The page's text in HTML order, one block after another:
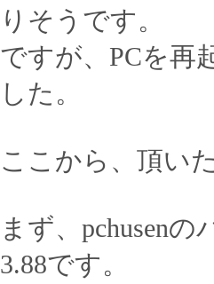
りそうです。
ですが、PCを再
した。
ここから、頂い
まず、pchusen
3.88です。